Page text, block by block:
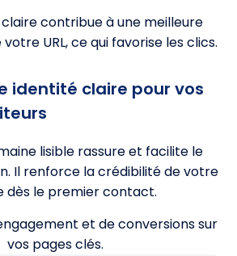
contribue à une meilleure
URL, ce qui favorise les clics.
identité claire pour vos
lisible rassure et facilite le
Il renforce la crédibilité de votre
dès le premier contact.
et de conversions sur
vos pages clés.